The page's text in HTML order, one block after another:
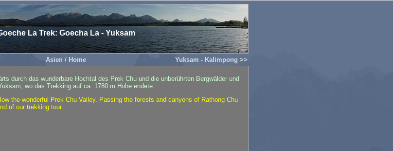
La Trek: Goecha La - Yuksam
Asien / Home Yuksam - Kalimpong >>
durch das wunderbare Hochtal des Prek Chu und die unberührten Bergwälder und
wo das Trekking auf ca. 1780 m Höhe endete.
the wonderful Prek Chu Valley. Passing the forests and canyons of Rathong Chu
of our trekking tour.